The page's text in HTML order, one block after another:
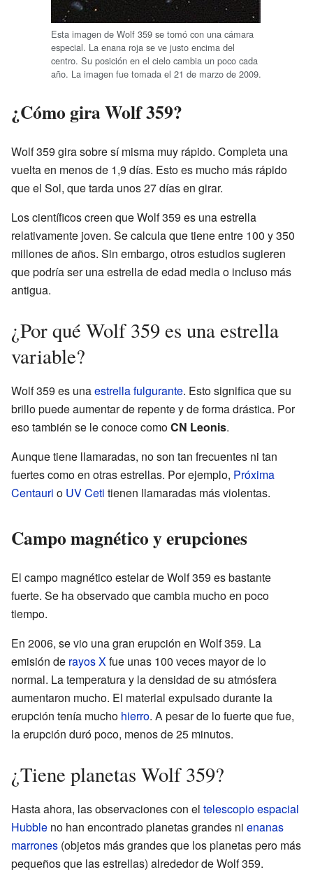
Esta imagen de Wolf 359 se tomó con una cámara
especial. La enana roja se ve justo encima del
centro. Su posición en el cielo cambia un poco cada
año. La imagen fue tomada el 21 de marzo de 2009.
¿Cómo gira Wolf 359?
Wolf 359 gira sobre sí misma muy rápido. Completa una
vuelta en menos de 1,9 días. Esto es mucho más rápido
que el Sol, que tarda unos 27 días en girar.
Los científicos creen que Wolf 359 es una estrella
relativamente joven. Se calcula que tiene entre 100 y 350
millones de años. Sin embargo, otros estudios sugieren
que podría ser una estrella de edad media o incluso más
antigua.
¿Por qué Wolf 359 es una estrella
variable?
Wolf 359 es unaestrella fulgurante. Esto significa que su
brillo puede aumentar de repente y de forma drástica. Por
eso también se le conoce comoCN Leonis.
Aunque tiene llamaradas, no son tan frecuentes ni tan
fuertes como en otras estrellas. Por ejemplo, Próxima
Centauri o UV Ceti tienen llamaradas más violentas.
Campo magnético y erupciones
El campo magnético estelar de Wolf 359 es bastante
fuerte. Se ha observado que cambia mucho en poco
tiempo.
En 2006, se vio una gran erupción en Wolf 359. La
emisión de rayos Xfue unas 100 veces mayor de lo
normal. La temperatura y la densidad de su atmósfera
aumentaron mucho. El material expulsado durante la
erupción tenía mucho hierro. A pesar de lo fuerte que fue,
la erupción duró poco, menos de 25 minutos.
¿Tiene planetas Wolf 359?
Hasta ahora, las observaciones con el telescopio espacial
Hubble no han encontrado planetas grandes ni enanas
marrones (objetos más grandes que los planetas pero más
pequeños que las estrellas) alrededor de Wolf 359.